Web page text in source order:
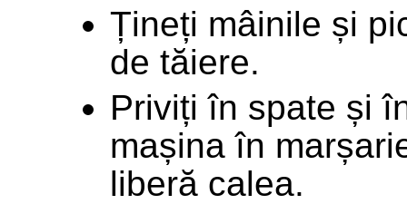
Țineți mâinile și
de tăiere.
Priviți în spate și
mașina în
liberă calea.